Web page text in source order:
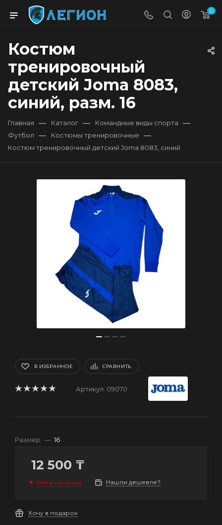
0
Костюм
тренировочный
детский Joma 8083,
синий, разм. 16
Главная — Каталог — Командные виды спорта —
Футбол — Костюмы тренировочные —
Костюм тренировочный детский Joma 8083, синий
В ИЗБРАННОЕ СРАВНИТЬ
Артикул: 09070
Размер — 16
12 500 ₸
Нет в наличии Нашли дешевле?
Хочу в подарок